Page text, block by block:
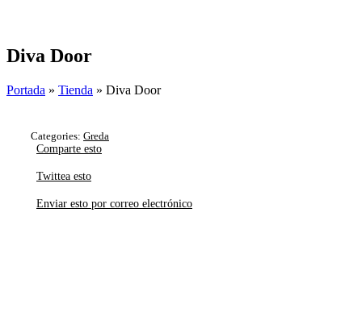
Diva Door
Portada » Tienda » Diva Door
Categories: Greda
Comparte esto
Twittea esto
Enviar esto por correo electrónico